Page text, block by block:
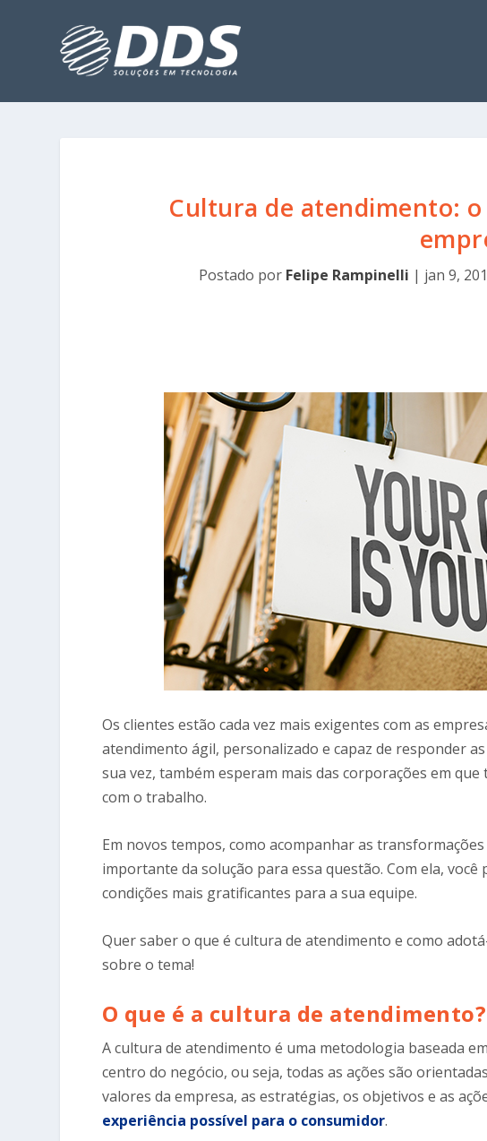
Cultura de atendimento:
Postado por Felipe Rampinelli | jan 9,
Os clientes estão cada vez mais exigentes com as
atendimento ágil, personalizado e capaz de responder
sua vez, também esperam mais das corporações em
com o trabalho.
Em novos tempos, como acompanhar as
importante da solução para essa questão. Com ela,
condições mais gratificantes para a sua equipe.
Quer saber o que é cultura de atendimento e como
sobre o tema!
O que é a cultura de atendimento?
A cultura de atendimento é uma metodologia baseada
centro do negócio, ou seja, todas as ações são
valores da empresa, as estratégias, os objetivos e as
experiência possível para o consumidor.